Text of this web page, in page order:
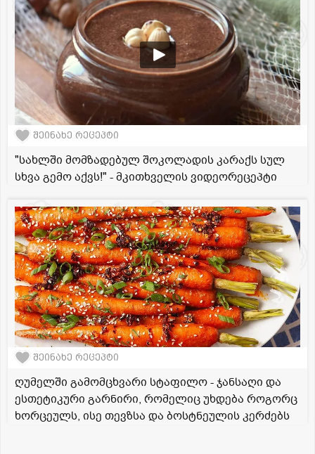
შეინახე რეცეპტი
"სახლში მომზადებულ შოკოლადის კარაქს სულ
სხვა გემო აქვს!" - მკითხველის ვიდეორეცეპტი
შეინახე რეცეპტი
ღუმელში გამომცხვარი სტაფილო - ჯანსაღი და
ესთეტიკური გარნირი, რომელიც უხდება როგორც
ხორცეულს, ისე თევზსა და ბოსტნეულის კერძებს